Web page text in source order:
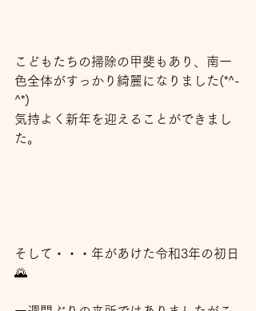
こどもたちの掃除の甲斐もあり、南一
色全体がすっかり綺麗になりました(*^-
^*)
気持よく新年を迎えることができまし
た。
そして・・・年があけた令和3年の初日
🌄